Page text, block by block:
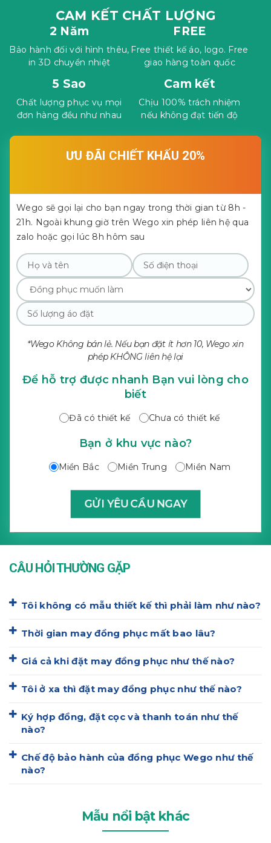
CAM KẾT CHẤT LƯỢNG
2 Năm
Bảo hành đối với hình thêu,
in 3D chuyển nhiệt
FREE
Free thiết kế áo, logo. Free
giao hàng toàn quốc
5 Sao
Chất lượng phục vụ mọi
đơn hàng đều như nhau
Cam kết
Chịu 100% trách nhiệm
nếu không đạt tiến độ
ƯU ĐÃI CHIẾT KHẤU 20%
Wego sẽ gọi lại cho bạn ngay trong thời gian từ 8h -
21h. Ngoài khung giờ trên Wego xin phép liên hệ qua
zalo hoặc gọi lúc 8h hôm sau
*Wego Không bán lẻ. Nếu bạn đặt ít hơn 10, Wego xin
phép KHÔNG liên hệ lại
Để hỗ trợ được nhanh Bạn vui lòng cho
biết
Đã có thiết kế Chưa có thiết kế
Bạn ở khu vực nào?
Miền Bắc Miền Trung Miền Nam
CÂU HỎI THƯỜNG GẶP
Tôi không có mẫu thiết kế thì phải làm như nào?
Thời gian may đồng phục mất bao lâu?
Giá cả khi đặt may đồng phục như thế nào?
Tôi ở xa thì đặt may đồng phục như thế nào?
Ký hợp đồng, đặt cọc và thanh toán như thế
nào?
Chế độ bảo hành của đồng phục Wego như thế
nào?
Mẫu nổi bật khác